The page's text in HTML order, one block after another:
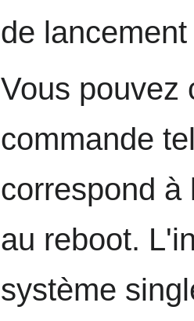
de
Vous pouvez
commande
correspond à
au reboot.
système